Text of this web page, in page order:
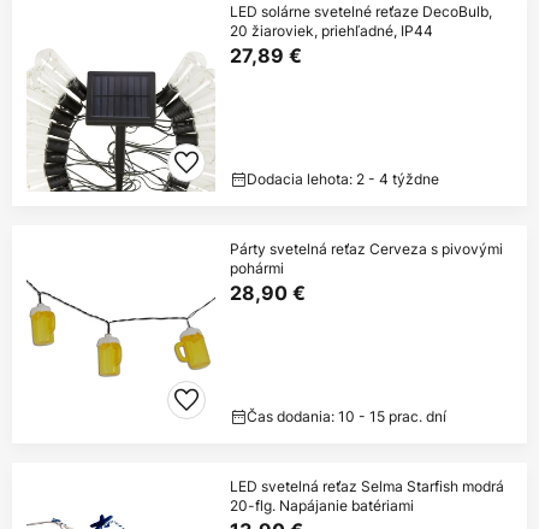
LED solárne svetelné reťaze DecoBulb,
20 žiaroviek, priehľadné, IP44
27,89 €
Dodacia lehota: 2 - 4 týždne
Párty svetelná reťaz Cerveza s pivovými
pohármi
28,90 €
Čas dodania: 10 - 15 prac. dní
LED svetelná reťaz Selma Starfish modrá
20-flg. Napájanie batériami